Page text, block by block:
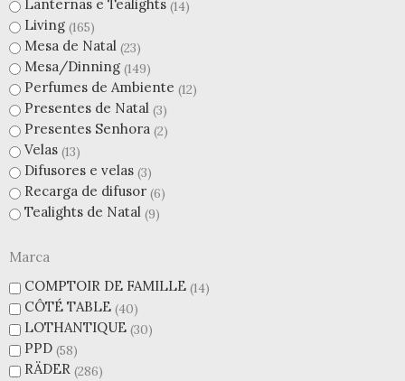
Lanternas e Tealights 14
Living 165
Mesa de Natal 23
Mesa/Dinning 149
Perfumes de Ambiente 12
Presentes de Natal 3
Presentes Senhora 2
Velas 13
Difusores e velas 3
Recarga de difusor 6
Tealights de Natal 9
Marca
COMPTOIR DE FAMILLE 14
CÔTÉ TABLE 40
LOTHANTIQUE 30
PPD 58
RÄDER 286